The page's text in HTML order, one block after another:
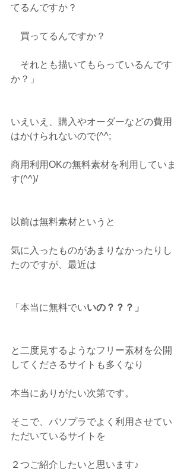
てるんですか？
買ってるんですか？
それとも描いてもらっているんです
か？」
いえいえ、購入やオーダーなどの費用
はかけられないので(^^;
商用利用OKの無料素材を利用していま
す(^^)/
以前は無料素材というと
気に入ったものがあまりなかったりし
たのですが、最近は
「本当に無料でいいの？？？」
と二度見するようなフリー素材を公開
してくださるサイトも多くなり
本当にありがたい次第です。
そこで、パソプラでよく利用させてい
ただいているサイトを
２つご紹介したいと思います♪